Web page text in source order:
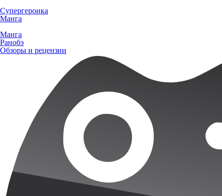
Супергероика
Манга
Манга
Ранобэ
Обзоры и рецензии